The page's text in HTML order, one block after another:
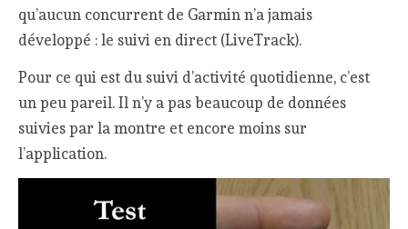
qu’aucun concurrent de Garmin n’a jamais
développé : le suivi en direct (LiveTrack).
Pour ce qui est du suivi d’activité quotidienne, c’est
un peu pareil. Il n’y a pas beaucoup de données
suivies par la montre et encore moins sur
l’application.